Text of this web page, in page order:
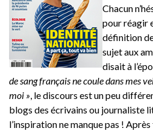
Chacun
pour réagir
définition
sujet aux
disait à
de sang français ne coule dans mes
moi » , le discours est un peu
blogs des écrivains ou journaliste
l’inspiration ne manque pas !